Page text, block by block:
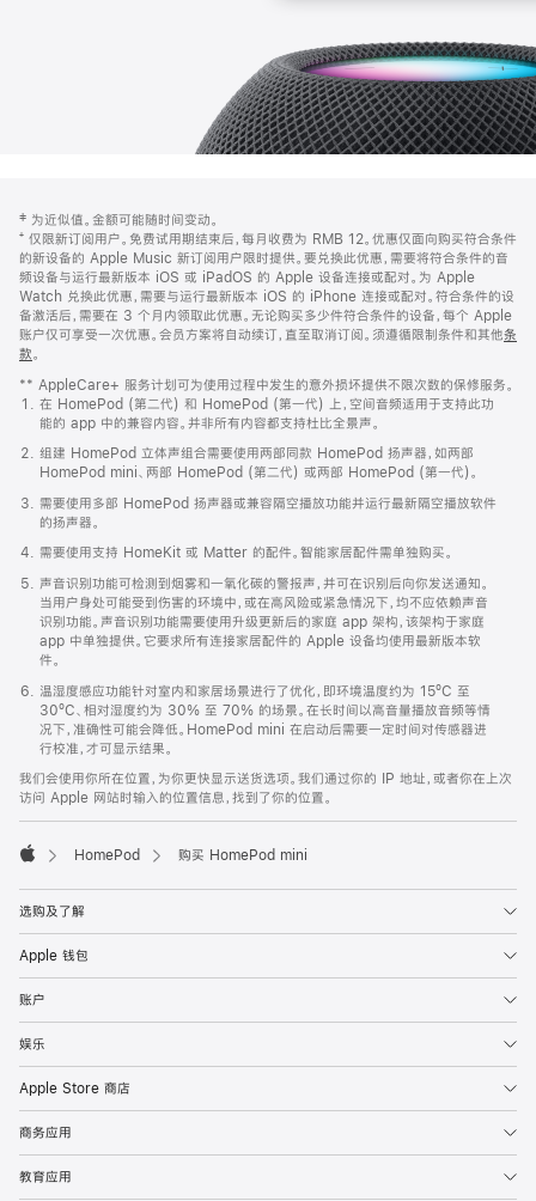
页
页
脚
注
‡ 为近似值。金额可能随时间变动。
⁺ 仅限新订阅用户。免费试用期结束后，每月收费为 RMB 12。优惠仅面向购买符合条件
的新设备的 Apple Music 新订阅用户限时提供。要兑换此优惠，需要将符合条件的音
频设备与运行最新版本 iOS 或 iPadOS 的 Apple 设备连接或配对。为 Apple
Watch 兑换此优惠，需要与运行最新版本 iOS 的 iPhone 连接或配对。符合条件的设
备激活后，需要在 3 个月内领取此优惠。无论购买多少件符合条件的设备，每个 Apple
账户仅可享受一次优惠。会员方案将自动续订，直至取消订阅。须遵循限制条件和其他条
款。
窗
口
中
打
开)
** AppleCare+ 服务计划可为使用过程中发生的意外损坏提供不限次数的保修服务。
在 HomePod (第二代) 和 HomePod (第一代) 上，空间音频适用于支持此功
能的 app 中的兼容内容。并非所有内容都支持杜比全景声。
组建 HomePod 立体声组合需要使用两部同款 HomePod 扬声器，如两部
HomePod mini、两部 HomePod (第二代) 或两部 HomePod (第一代)。
需要使用多部 HomePod 扬声器或兼容隔空播放功能并运行最新隔空播放软件
的扬声器。
需要使用支持 HomeKit 或 Matter 的配件。智能家居配件需单独购买。
声音识别功能可检测到烟雾和一氧化碳的警报声，并可在识别后向你发送通知。
当用户身处可能受到伤害的环境中，或在高风险或紧急情况下，均不应依赖声音
识别功能。声音识别功能需要使用升级更新后的家庭 app 架构，该架构于家庭
app 中单独提供。它要求所有连接家居配件的 Apple 设备均使用最新版本软
件。
温湿度感应功能针对室内和家居场景进行了优化，即环境温度约为 15ºC 至
30ºC、相对湿度约为 30% 至 70% 的场景。在长时间以高音量播放音频等情
况下，准确性可能会降低。HomePod mini 在启动后需要一定时间对传感器进
行校准，才可显示结果。
我们会使用你所在位置，为你更快显示送货选项。我们通过你的 IP 地址，或者你在上次
访问 Apple 网站时输入的位置信息，找到了你的位置。
HomePod 购买 HomePod mini
选购及了解
Apple 钱包
账户
娱乐
Apple Store 商店
商务应用
教育应用